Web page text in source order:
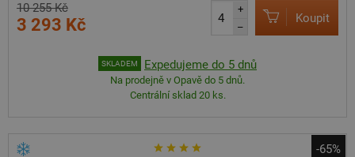
10 255 Kč
3 293 Kč
+
–
Koupit
SKLADEM Expedujeme do 5 dnů
Na prodejně v Opavě do 5 dnů.
Centrální sklad 20 ks.
-65%